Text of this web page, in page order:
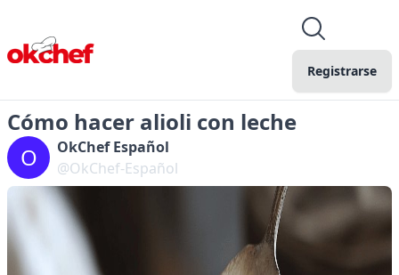
Registrarse
Cómo hacer alioli con leche
O
OkChef Español
@OkChef-Español